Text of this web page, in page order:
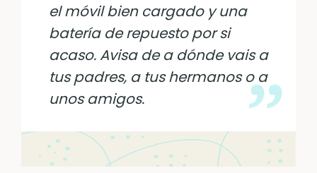
el móvil bien cargado y una
batería de repuesto por si
acaso. Avisa de a dónde vais a
tus padres, a tus hermanos o a
unos amigos.